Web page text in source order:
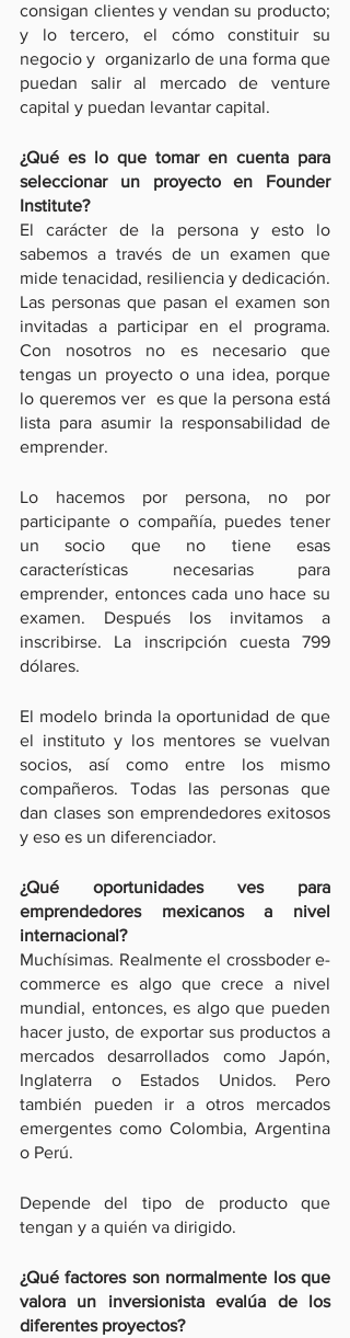
consigan clientes y vendan su producto;
y lo tercero, el cómo constituir su
negocio y  organizarlo de una forma que
puedan salir al mercado de venture
capital y puedan levantar capital.
¿Qué es lo que tomar en cuenta para
seleccionar un proyecto en Founder
Institute?
El carácter de la persona y esto lo
sabemos a través de un examen que
mide tenacidad, resiliencia y dedicación.
Las personas que pasan el examen son
invitadas a participar en el programa.
Con nosotros no es necesario que
tengas un proyecto o una idea, porque
lo queremos ver  es que la persona está
lista para asumir la responsabilidad de
emprender.
Lo hacemos por persona, no por
participante o compañía, puedes tener
un socio que no tiene esas
características necesarias para
emprender, entonces cada uno hace su
examen. Después los invitamos a
inscribirse. La inscripción cuesta 799
dólares.
El modelo brinda la oportunidad de que
el instituto y los mentores se vuelvan
socios, así como entre los mismo
compañeros. Todas las personas que
dan clases son emprendedores exitosos
y eso es un diferenciador.
¿Qué oportunidades ves para
emprendedores mexicanos a nivel
internacional?
Muchísimas. Realmente el crossboder e-
commerce es algo que crece a nivel
mundial, entonces, es algo que pueden
hacer justo, de exportar sus productos a
mercados desarrollados como Japón,
Inglaterra o Estados Unidos. Pero
también pueden ir a otros mercados
emergentes como Colombia, Argentina
o Perú.
Depende del tipo de producto que
tengan y a quién va dirigido.
¿Qué factores son normalmente los que
valora un inversionista evalúa de los
diferentes proyectos?